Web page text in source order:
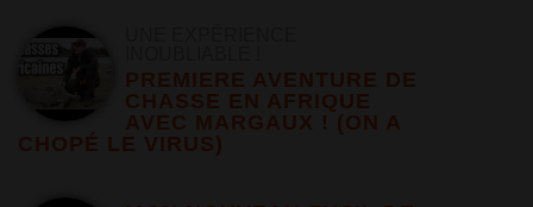
PREMIERE AVENTURE DE
CHASSE EN AFRIQUE
AVEC MARGAUX ! (ON A
CHOPÉ LE VIRUS)